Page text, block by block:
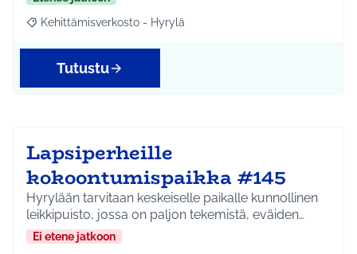
Rajaa tulokset aihepiirin mukaan: Kehittämisverkosto - Hyrylä
Kehittämisverkosto - Hyrylä
Tutustu
Lapsiperheille
kokoontumispaikka #145
Hyrylään tarvitaan keskeiselle paikalle kunnollinen
leikkipuisto, jossa on paljon tekemistä, eväiden…
Ei etene jatkoon